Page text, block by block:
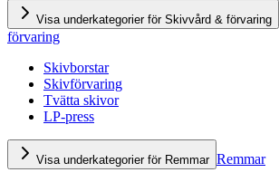
Visa underkategorier för Skivvård & förvaring
förvaring
Skivborstar
Skivförvaring
Tvätta skivor
LP-press
Visa underkategorier för Remmar Remmar